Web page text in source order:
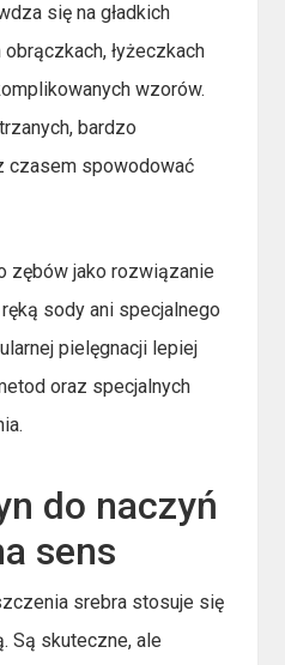
się na gładkich
łyżeczkach
wzorów.
bardzo
czasem spowodować
zębów jako rozwiązanie
sody ani specjalnego
pielęgnacji lepiej
oraz specjalnych
do naczyń
sens
srebra stosuje się
Są skuteczne, ale